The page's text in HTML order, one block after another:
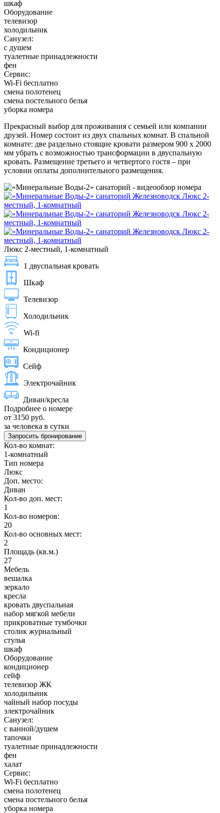
шкаф
Оборудование
телевизор
холодильник
Санузел:
с душем
туалетные принадлежности
фен
Сервис:
Wi-Fi бесплатно
смена полотенец
смена постельного белья
уборка номера
Прекрасный выбор для проживания с семьей или компании
друзей. Номер состоит из двух спальных комнат. В спальной
комнате: две раздельно стоящие кровати размером 900 х 2000
мм убрать с возможностью трансформации в двуспальную
кровать. Размещение третьего и четвертого гостя – при
условии оплаты дополнительного размещения.
Люкс 2-местный, 1-комнатный
1 двуспальная кровать
Шкаф
Телевизор
Холодильник
Wi-fi
Кондиционер
Сейф
Электрочайник
Диван/кресла
Подробнее о номере
от 3150 руб.
за человека в сутки
Запросить бронирование
Кол-во комнат:
1-комнатный
Тип номера
Люкс
Доп. место:
Диван
Кол-во доп. мест:
1
Кол-во номеров:
20
Кол-во основных мест:
2
Площадь (кв.м.)
27
Мебель
вешалка
зеркало
кресла
кровать двуспальная
набор мягкой мебели
прикроватные тумбочки
столик журнальный
стулья
шкаф
Оборудование
кондиционер
сейф
телевизор ЖК
холодильник
чайный набор посуды
электрочайник
Санузел:
с ванной/душем
тапочки
туалетные принадлежности
фен
халат
Сервис:
Wi-Fi бесплатно
смена полотенец
смена постельного белья
уборка номера